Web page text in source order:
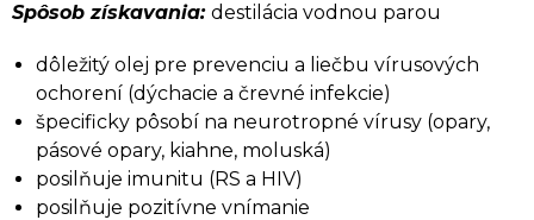
Spôsob získavania: destilácia vodnou parou
dôležitý olej pre prevenciu a liečbu vírusových
ochorení (dýchacie a črevné infekcie)
špecificky pôsobí na neurotropné vírusy (opary,
pásové opary, kiahne, moluská)
posilňuje imunitu (RS a HIV)
posilňuje pozitívne vnímanie